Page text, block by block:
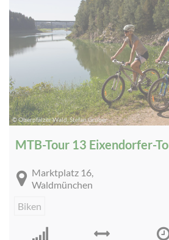
© Oberpfälzer Wald, Stefan Gruber
MTB-Tour 13 Eixendorfer-
Marktplatz 16,
Waldmünchen
Biken